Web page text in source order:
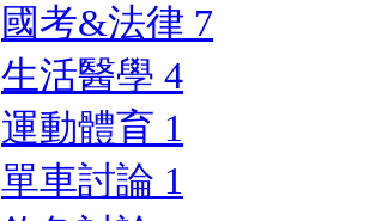
國考&法律 7
生活醫學 4
運動體育 1
單車討論 1